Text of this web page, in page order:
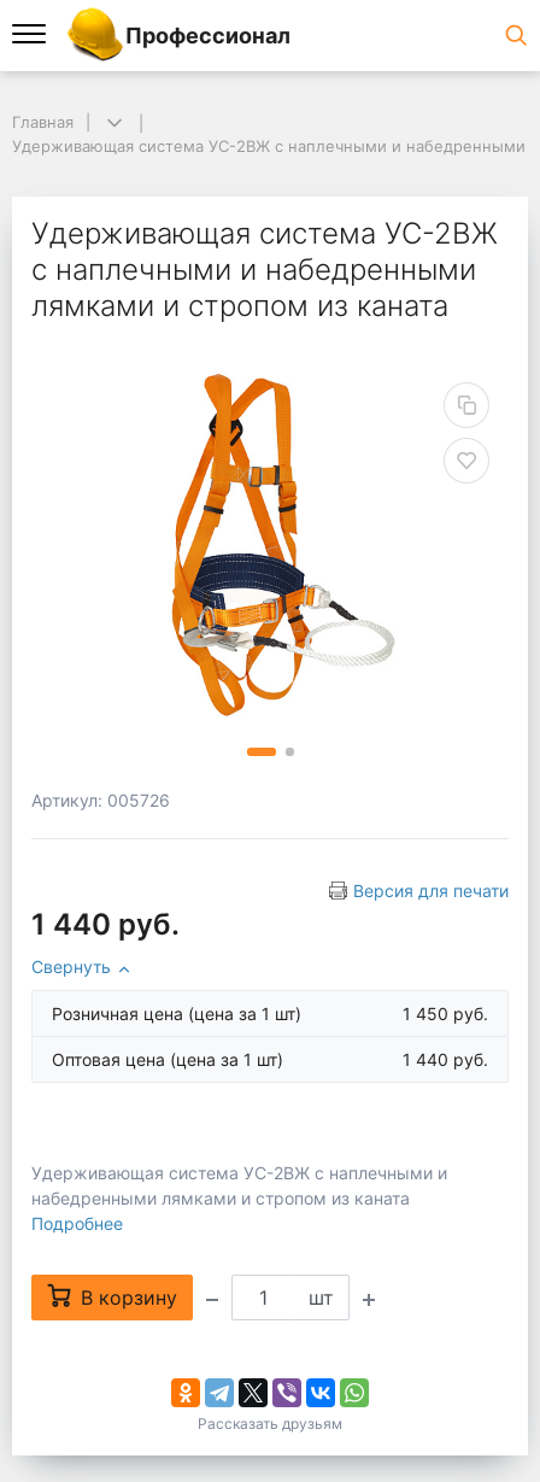
Профессионал
Главная
Удерживающая система УС-2ВЖ с наплечными и набедренными
Удерживающая система УС-2ВЖ
с наплечными и набедренными
лямками и стропом из каната
Артикул: 005726
Версия для печати
1 440 руб.
Свернуть
Розничная цена (цена за 1 шт) 1 450 руб.
Оптовая цена (цена за 1 шт) 1 440 руб.
Удерживающая система УС-2ВЖ с наплечными и
набедренными лямками и стропом из каната
Подробнее
В корзину шт
Рассказать друзьям